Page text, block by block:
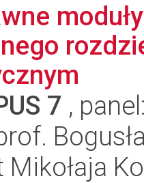
7 ,